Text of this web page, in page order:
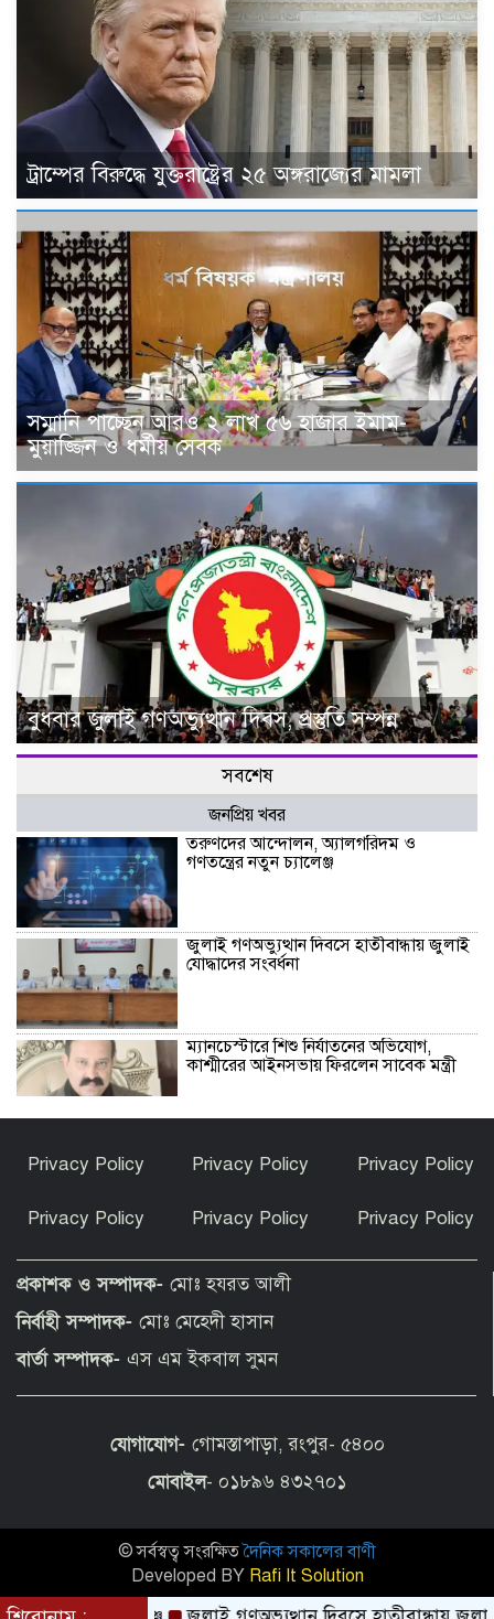
ট্রাম্পের বিরুদ্ধে যুক্তরাষ্ট্রের ২৫ অঙ্গরাজ্যের মামলা
সম্মানি পাচ্ছেন আরও ২ লাখ ৫৬ হাজার ইমাম-
মুয়াজ্জিন ও ধর্মীয় সেবক
বুধবার জুলাই গণঅভ্যুত্থান দিবস, প্রস্তুতি সম্পন্ন
সবশেষ
জনপ্রিয় খবর
তরুণদের আন্দোলন, অ্যালগরিদম ও
গণতন্ত্রের নতুন চ্যালেঞ্জ
জুলাই গণঅভ্যুত্থান দিবসে হাতীবান্ধায় জুলাই
যোদ্ধাদের সংবর্ধনা
ম্যানচেস্টারে শিশু নির্যাতনের অভিযোগ,
কাশ্মীরের আইনসভায় ফিরলেন সাবেক মন্ত্রী
ব্যাক্তি কে বিনাশ্রম কারাদন্ড
আমাজনের উদ্বোধন
তুমি নগ্ন হয়েছিলে-সানিকে বাবা-মা
বোচাগঞ্জে নানা আয়োজনে জুলাই গণঅভ্যুত্থান
দিবস পালিত
৫ ট্রিলিয়ন ডলারের লক্ষ্য অর্জনে সমন্বিত
কৌশল নিয়েছে ভারত
Privacy Policy Privacy Policy Privacy Policy
Privacy Policy Privacy Policy Privacy Policy
প্রকাশক ও সম্পাদক- মোঃ হযরত আলী
নির্বাহী সম্পাদক- মোঃ মেহেদী হাসান
বার্তা সম্পাদক- এস এম ইকবাল সুমন
যোগাযোগ- গোমস্তাপাড়া, রংপুর- ৫৪০০
মোবাইল- ০১৮৯৬ ৪৩২৭০১
© সর্বস্বত্ব সংরক্ষিতদৈনিক সকালের বাণী
Developed BY Rafi It Solution